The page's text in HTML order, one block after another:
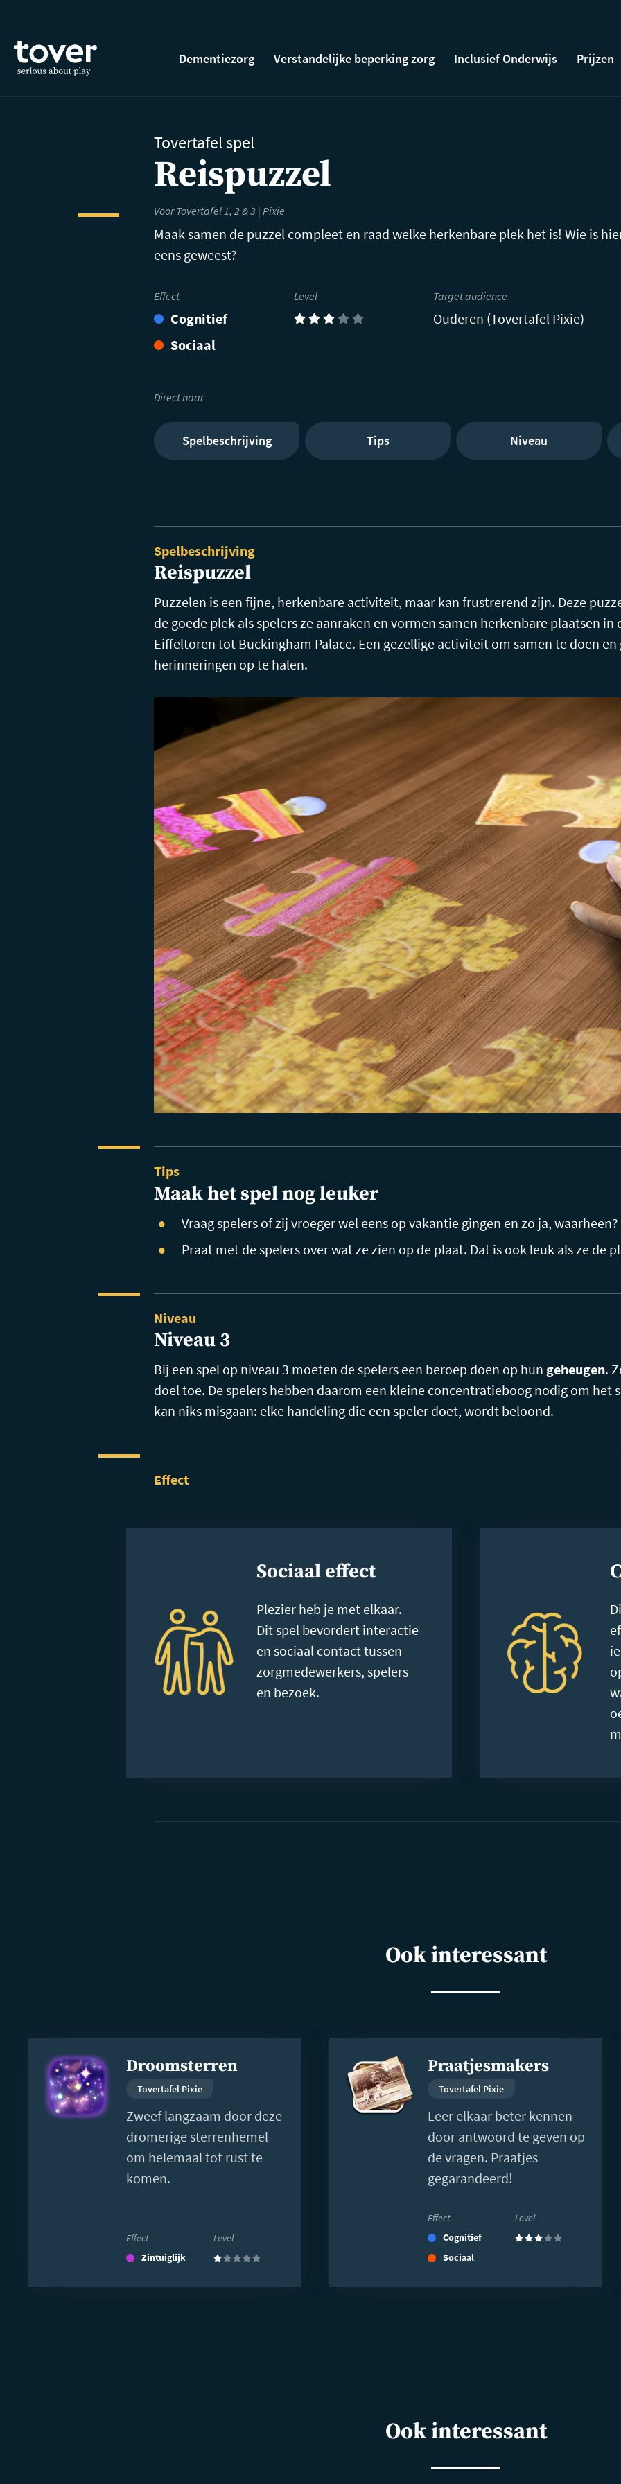
Dementiezorg Verstandelijke beperking zorg Inclusief Onderwijs Prijzen
Tovertafel spel
Reispuzzel
Voor Tovertafel 1, 2 & 3 | Pixie
Maak samen de puzzel compleet en raad welke herkenbare plek het is! Wie is
eens geweest?
Effect
Cognitief
Sociaal
Level
(3)
Target audience
Ouderen (Tovertafel Pixie)
Direct naar
Spelbeschrijving Tips Niveau
Spelbeschrijving
Reispuzzel
Puzzelen is een fijne, herkenbare activiteit, maar kan frustrerend zijn. Deze
de goede plek als spelers ze aanraken en vormen samen herkenbare plaatsen in
Eiffeltoren tot Buckingham Palace. Een gezellige activiteit om samen te doen
herinneringen op te halen.
Tips
Maak het spel nog leuker
Vraag spelers of zij vroeger wel eens op vakantie gingen en zo ja, waarheen?
Praat met de spelers over wat ze zien op de plaat. Dat is ook leuk als ze de
Niveau
Niveau 3
Bij een spel op niveau 3 moeten de spelers een beroep doen op hun geheugen.
doel toe. De spelers hebben daarom een kleine concentratieboog nodig om het
kan niks misgaan: elke handeling die een speler doet, wordt beloond.
Effect
Sociaal effect
Plezier heb je met elkaar.
Dit spel bevordert interactie
en sociaal contact tussen
zorgmedewerkers, spelers
en bezoek.
Ook interessant
Droomsterren
Tovertafel Pixie
Zweef langzaam door deze
dromerige sterrenhemel
om helemaal tot rust te
komen.
Effect
Zintuiglijk
Level
(1)
meer
Praatjesmakers
Tovertafel Pixie
Leer elkaar beter kennen
door antwoord te geven op
de vragen. Praatjes
gegarandeerd!
Effect
Cognitief
Sociaal
Level
(3)
meer
Ook interessant